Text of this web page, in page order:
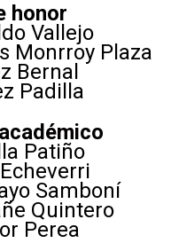
honor
Vallejo
Monrroy Plaza
Bernal
Padilla
Patiño
Samboní
Quintero
Perea